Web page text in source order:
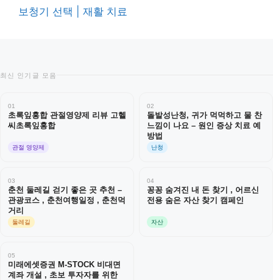
보청기 선택 | 재활 치료
최신 인기글 모음
01
초록잎홍합 관절영양제 리뷰 고헬
씨초록잎홍합
관절 영양제
02
돌발성난청, 귀가 먹먹하고 물 찬
느낌이 나요 – 원인 증상 치료 예
방법
난청
03
춘천 둘레길 걷기 좋은 곳 추천 –
관광코스 , 춘천여행일정 , 춘천먹
거리
둘레길
04
꽁꽁 숨겨진 내 돈 찾기 , 어르신
전용 숨은 자산 찾기 캠페인
자산
05
미래에셋증권 M-STOCK 비대면
계좌 개설 , 초보 투자자를 위한